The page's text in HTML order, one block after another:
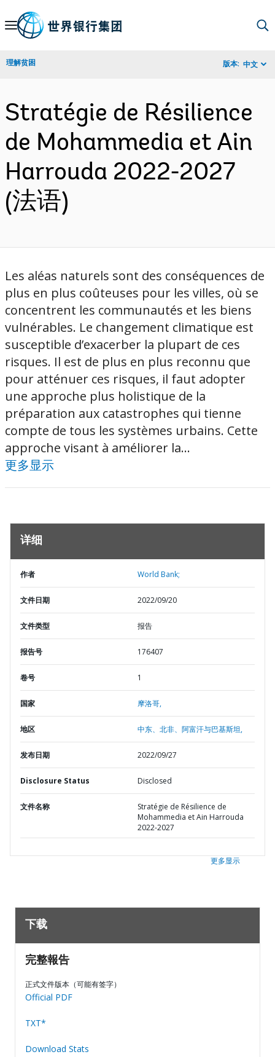
Skip
Navigation
理解贫困 版本: 中文
Stratégie de Résilience
de Mohammedia et Ain
Harrouda 2022-2027
(法语)
Les aléas naturels sont des conséquences de
plus en plus coûteuses pour les villes, où se
concentrent les communautés et les biens
vulnérables. Le changement climatique est
susceptible d’exacerber la plupart de ces
risques. Il est de plus en plus reconnu que
pour atténuer ces risques, il faut adopter
une approche plus holistique de la
préparation aux catastrophes qui tienne
compte de tous les systèmes urbains. Cette
approche visant à améliorer la...
更多显示
详细
作者 World Bank;
文件日期 2022/09/20
文件类型 报告
报告号 176407
卷号 1
国家 摩洛哥,
地区 中东、北非、阿富汗与巴基斯坦,
发布日期 2022/09/27
Disclosure Status Disclosed
文件名称
Stratégie de Résilience de
Mohammedia et Ain Harrouda
2022-2027
更多显示
下载
完整報告
正式文件版本（可能有签字）
Official PDF
TXT*
Download Stats